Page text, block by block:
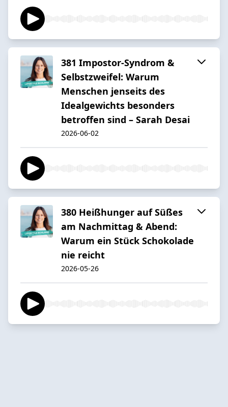
381 Impostor-Syndrom &
Selbstzweifel: Warum
Menschen jenseits des
Idealgewichts besonders
betroffen sind – Sarah Desai
2026-06-02
380 Heißhunger auf Süßes
am Nachmittag & Abend:
Warum ein Stück Schokolade
nie reicht
2026-05-26